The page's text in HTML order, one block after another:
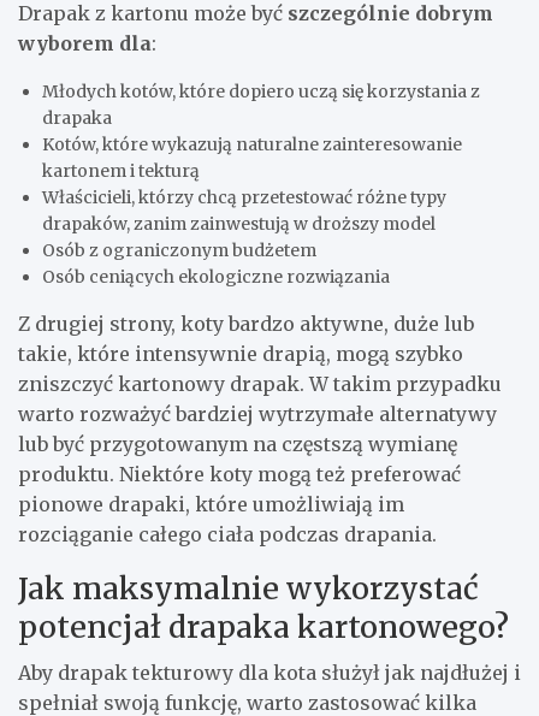
Drapak z kartonu może być szczególnie dobrym
wyborem dla:
Młodych kotów, które dopiero uczą się korzystania z
drapaka
Kotów, które wykazują naturalne zainteresowanie
kartonem i tekturą
Właścicieli, którzy chcą przetestować różne typy
drapaków, zanim zainwestują w droższy model
Osób z ograniczonym budżetem
Osób ceniących ekologiczne rozwiązania
Z drugiej strony, koty bardzo aktywne, duże lub
takie, które intensywnie drapią, mogą szybko
zniszczyć kartonowy drapak. W takim przypadku
warto rozważyć bardziej wytrzymałe alternatywy
lub być przygotowanym na częstszą wymianę
produktu. Niektóre koty mogą też preferować
pionowe drapaki, które umożliwiają im
rozciąganie całego ciała podczas drapania.
Jak maksymalnie wykorzystać
potencjał drapaka kartonowego?
Aby drapak tekturowy dla kota służył jak najdłużej i
spełniał swoją funkcję, warto zastosować kilka